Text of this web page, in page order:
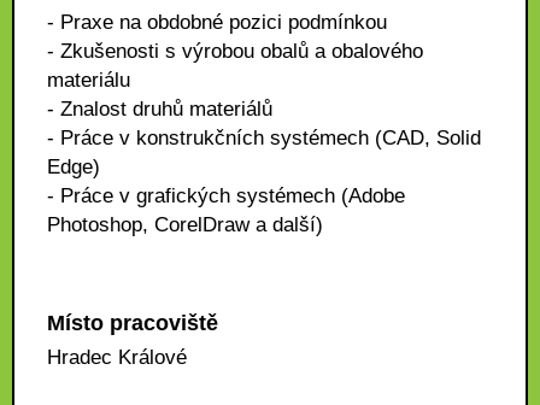
- Praxe na obdobné pozici podmínkou
- Zkušenosti s výrobou obalů a obalového
materiálu
- Znalost druhů materiálů
- Práce v konstrukčních systémech (CAD, Solid
Edge)
- Práce v grafických systémech (Adobe
Photoshop, CorelDraw a další)
Místo pracoviště
Hradec Králové